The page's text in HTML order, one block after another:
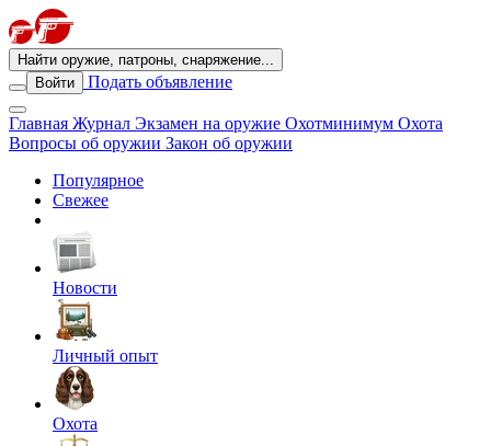
Найти оружие, патроны, снаряжение...
Войти
Подать объявление
Главная Журнал Экзамен на оружие Охотминимум Охота
Вопросы об оружии Закон об оружии
Популярное
Свежее
Новости
Личный опыт
Охота